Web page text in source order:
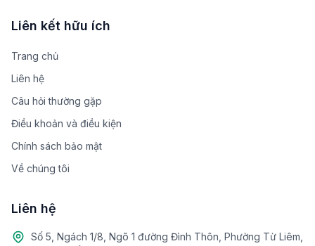
Liên kết hữu ích
Trang chủ
Liên hệ
Câu hỏi thường gặp
Điều khoản và điều kiện
Chính sách bảo mật
Về chúng tôi
Liên hệ
Số 5, Ngách 1/8, Ngõ 1 đường Đình Thôn, Phường Từ Liêm,